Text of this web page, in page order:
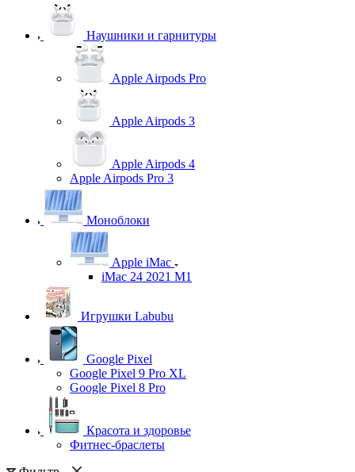
Наушники и гарнитуры
Apple Airpods Pro
Apple Airpods 3
Apple Airpods 4
Apple Airpods Pro 3
Моноблоки
Apple iMac
iMac 24 2021 M1
Игрушки Labubu
Google Pixel
Google Pixel 9 Pro XL
Google Pixel 8 Pro
Красота и здоровье
Фитнес-браслеты